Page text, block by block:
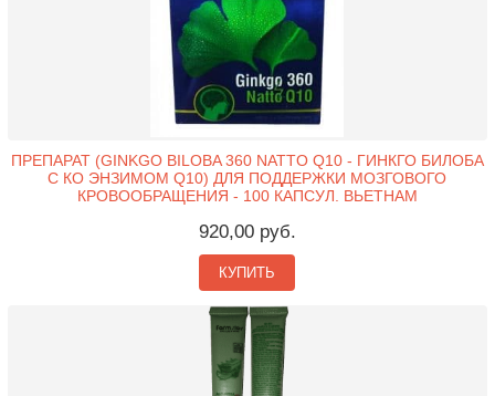
ПРЕПАРАТ (GINKGO BILOBA 360 NATTO Q10 - ГИНКГО БИЛОБА
С КО ЭНЗИМОМ Q10) ДЛЯ ПОДДЕРЖКИ МОЗГОВОГО
КРОВООБРАЩЕНИЯ - 100 КАПСУЛ. ВЬЕТНАМ
920,00 руб.
КУПИТЬ